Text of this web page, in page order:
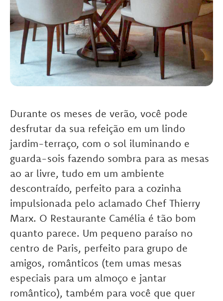
Durante os meses de verão, você pode
desfrutar da sua refeição em um lindo
jardim-terraço, com o sol iluminando e
guarda-sois fazendo sombra para as mesas
ao ar livre, tudo em um ambiente
descontraído, perfeito para a cozinha
impulsionada pelo aclamado Chef Thierry
Marx. O Restaurante Camélia é tão bom
quanto parece. Um pequeno paraíso no
centro de Paris, perfeito para grupo de
amigos, românticos (tem umas mesas
especiais para um almoço e jantar
romântico), também para você que quer